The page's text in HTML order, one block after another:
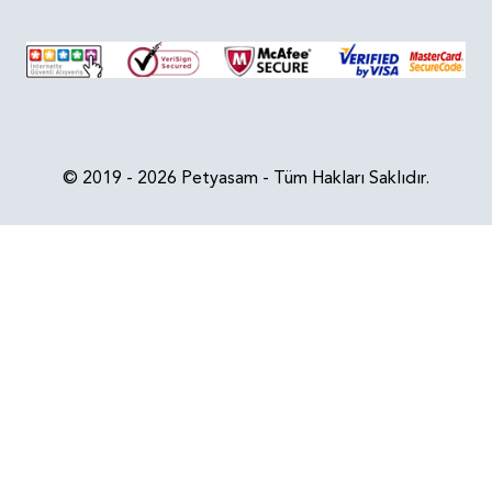
© 2019 - 2026 Petyasam - Tüm Hakları Saklıdır.